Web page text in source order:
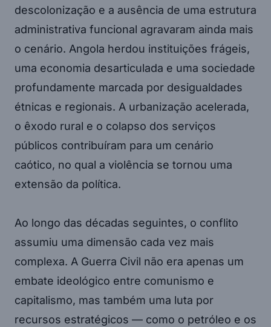
descolonização e a ausência de uma estrutura
administrativa funcional agravaram ainda mais
o cenário. Angola herdou instituições frágeis,
uma economia desarticulada e uma sociedade
profundamente marcada por desigualdades
étnicas e regionais. A urbanização acelerada,
o êxodo rural e o colapso dos serviços
públicos contribuíram para um cenário
caótico, no qual a violência se tornou uma
extensão da política.
Ao longo das décadas seguintes, o conflito
assumiu uma dimensão cada vez mais
complexa. A Guerra Civil não era apenas um
embate ideológico entre comunismo e
capitalismo, mas também uma luta por
recursos estratégicos — como o petróleo e os